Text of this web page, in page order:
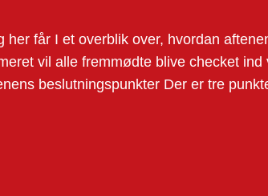
får I et overblik over, hvordan
vil alle fremmødte blive checket ind
beslutningspunkter Der er tre